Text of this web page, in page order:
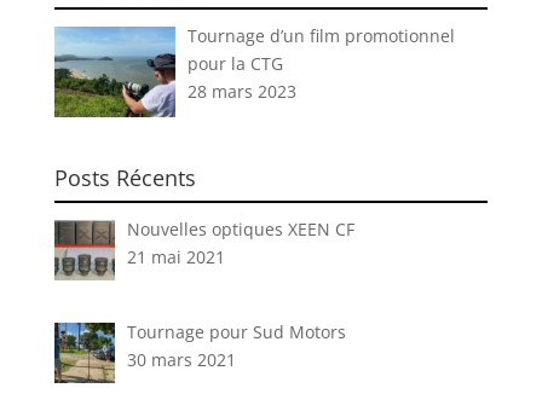
Tournage d’un film promotionnel
pour la CTG
28 mars 2023
Posts Récents
Nouvelles optiques XEEN CF
21 mai 2021
Tournage pour Sud Motors
30 mars 2021